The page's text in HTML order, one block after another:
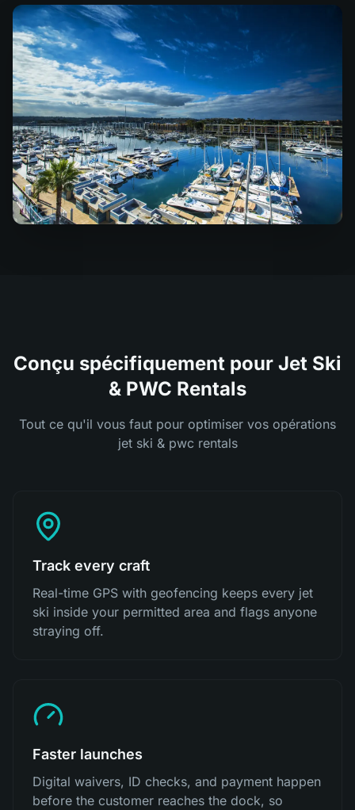
Conçu spécifiquement pour Jet Ski
& PWC Rentals
Tout ce qu'il vous faut pour optimiser vos opérations
jet ski & pwc rentals
Track every craft
Real-time GPS with geofencing keeps every jet
ski inside your permitted area and flags anyone
straying off.
Faster launches
Digital waivers, ID checks, and payment happen
before the customer reaches the dock, so